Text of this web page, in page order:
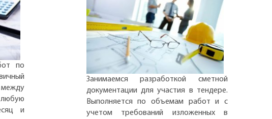
по
и
Занимаемся разработкой сметной
документации для участия в тендере.
Выполняется по объемам работ и с
учетом требований изложенных в